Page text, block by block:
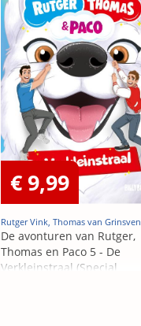
€ 9,99
Rutger Vink, Thomas van Grinsven
De avonturen van Rutger,
Thomas en Paco 5 - De
Verkleinstraal (Special